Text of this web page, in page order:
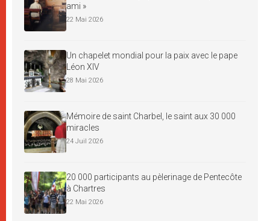
ami »
22 Mai 2026
Un chapelet mondial pour la paix avec le pape
Léon XIV
28 Mai 2026
Mémoire de saint Charbel, le saint aux 30 000
miracles
24 Juil 2026
20 000 participants au pèlerinage de Pentecôte
à Chartres
22 Mai 2026